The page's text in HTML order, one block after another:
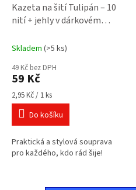
Kazeta na šití Tulipán – 10
nití + jehly v dárkovém
Skladem (>5 ks)
49 Kč bez DPH
59 Kč
Měrná
cena:
2,95 Kč / 1 ks
Do košíku
Praktická a stylová souprava
pro každého, kdo rád šije!